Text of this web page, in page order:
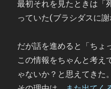
最初それを見たときは「
っていた(ブラシダスに
だが話を進めると「ちょ
この情報をちゃんと考え
ゃないか？と思えてきた。